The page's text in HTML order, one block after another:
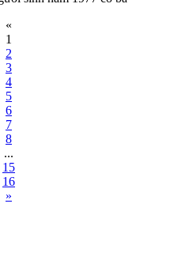
«
1
2
3
4
5
6
7
8
...
15
16
»